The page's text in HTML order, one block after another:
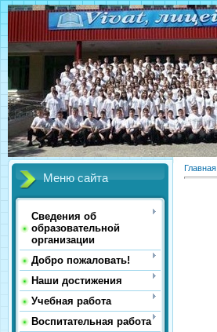
Меню сайта
Сведения об
образовательной
организации
Добро пожаловать!
Наши достижения
Учебная работа
Воспитательная работа
Главная